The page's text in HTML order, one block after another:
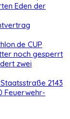
Eden der
CUP
noch gesperrt
zwei
2143
Feuerwehr-